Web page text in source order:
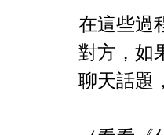
在這些過
對方，如
聊天話題